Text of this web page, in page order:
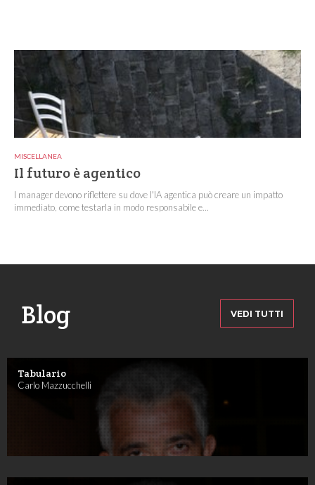
MISCELLANEA
Il futuro è agentico
I manager devono riflettere su dove l'IA agentica può creare un impatto
immediato, come testarla in modo responsabile e...
Blog VEDI TUTTI
Tabulario
Carlo Mazzucchelli